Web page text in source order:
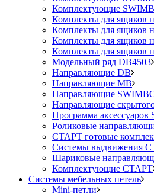
Комплектующие
Комплекты для ящиков
Комплекты для ящиков
Комплекты для ящиков
Комплекты для ящиков
Модельный ряд DB4503
Направляющие DB
Направляющие MB
Направляющие
Направляющие
Программа
Роликовые
СТАРТ готовые
Системы выдвижения
Шариковые
Комплектующие СТАРТ
Системы мебельных петель
Mini-петли